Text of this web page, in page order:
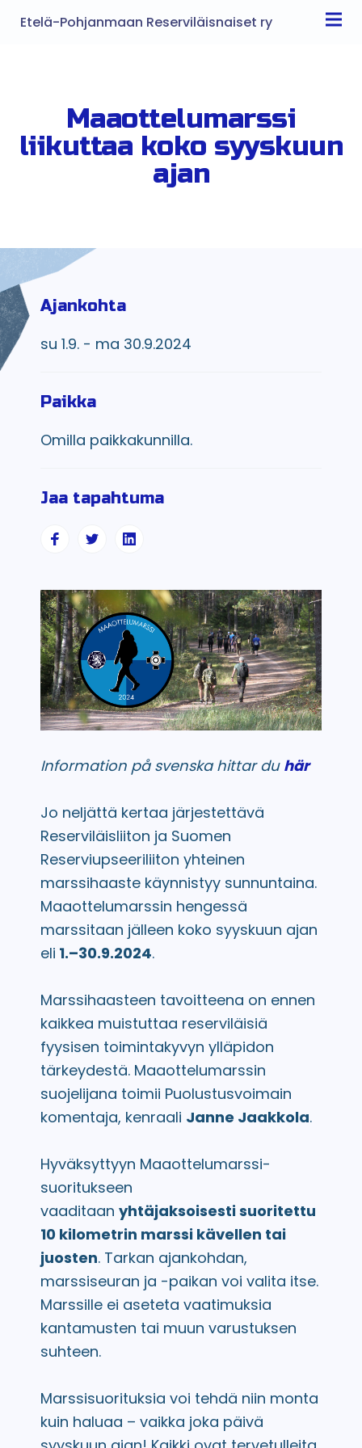
Etelä-Pohjanmaan Reserviläisnaiset ry
Maaottelumarssi
liikuttaa koko syyskuun
ajan
Ajankohta
su 1.9. - ma 30.9.2024
Paikka
Omilla paikkakunnilla.
Jaa tapahtuma
Information på svenska hittar du här
Jo neljättä kertaa järjestettävä
Reserviläisliiton ja Suomen
Reserviupseeriliiton yhteinen
marssihaaste käynnistyy sunnuntaina.
Maaottelumarssin hengessä
marssitaan jälleen koko syyskuun ajan
eli 1.–30.9.2024.
Marssihaasteen tavoitteena on ennen
kaikkea muistuttaa reserviläisiä
fyysisen toimintakyvyn ylläpidon
tärkeydestä. Maaottelumarssin
suojelijana toimii Puolustusvoimain
komentaja, kenraali Janne Jaakkola.
Hyväksyttyyn Maaottelumarssi-
suoritukseen
vaaditaan yhtäjaksoisesti suoritettu
10 kilometrin marssi kävellen tai
juosten. Tarkan ajankohdan,
marssiseuran ja -paikan voi valita itse.
Marssille ei aseteta vaatimuksia
kantamusten tai muun varustuksen
suhteen.
Marssisuorituksia voi tehdä niin monta
kuin haluaa – vaikka joka päivä